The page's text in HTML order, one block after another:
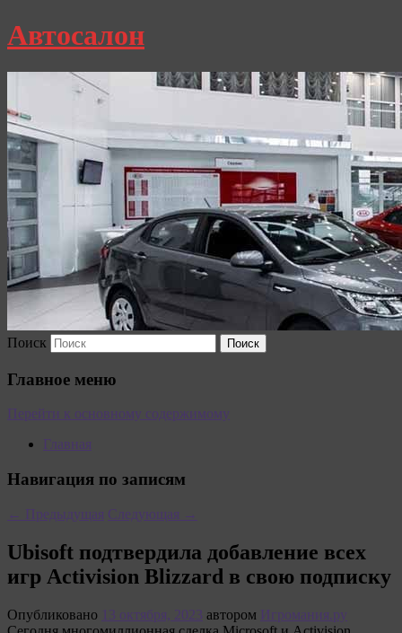
Автосалон
Поиск
Главное меню
Перейти к основному содержимому
Главная
Навигация по записям
← Предыдущая Следующая →
Ubisoft подтвердила добавление всех
игр Activision Blizzard в свою подписку
Опубликовано 13 октября, 2023 автором Игромания.ру